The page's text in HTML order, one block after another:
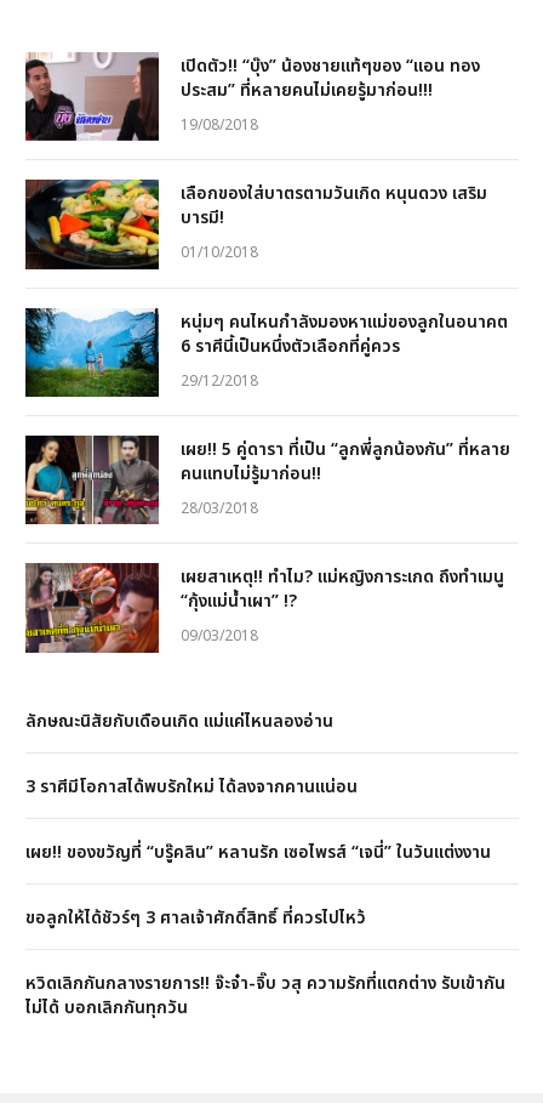
เปิดตัว!! “บุ๊ง” น้องชายแท้ๆของ “แอน ทอง
ประสม” ที่หลายคนไม่เคยรู้มาก่อน!!!
19/08/2018
เลือกของใส่บาตรตามวันเกิด หนุนดวง เสริม
บารมี!
01/10/2018
หนุ่มๆ คนไหนกำลังมองหาแม่ของลูกในอนาคต
6 ราศีนี้เป็นหนึ่งตัวเลือกที่คู่ควร
29/12/2018
เผย!! 5 คู่ดารา ที่เป็น “ลูกพี่ลูกน้องกัน” ที่หลาย
คนแทบไม่รู้มาก่อน!!
28/03/2018
เผยสาเหตุ!! ทำไม? แม่หญิงการะเกด ถึงทำเมนู
“กุ้งแม่น้ำเผา” !?
09/03/2018
ลักษณะนิสัยกับเดือนเกิด แม่แค่ไหนลองอ่าน
3 ราศีมีโอกาสได้พบรักใหม่ ได้ลงจากคานแน่อน
เผย!! ของขวัญที่ “บรู๊คลิน” หลานรัก เซอไพรส์ “เจนี่” ในวันแต่งงาน
ขอลูกให้ได้ชัวร์ๆ 3 ศาลเจ้าศักดิ์สิทธิ์ ที่ควรไปไหว้
หวิดเลิกกันกลางรายการ!! จ๊ะจ๋า-จิ๊บ วสุ ความรักที่แตกต่าง รับเข้ากัน
ไม่ได้ บอกเลิกกันทุกวัน